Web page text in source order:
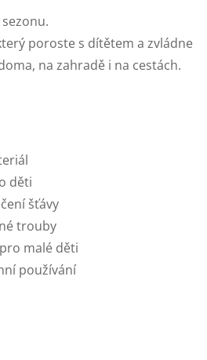
poroste s dítětem a zvládne
na zahradě i na cestách.
děti
šťávy
trouby
malé děti
používání